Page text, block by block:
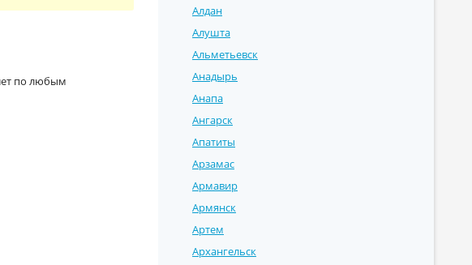
по любым
Алдан
Алушта
Альметьевск
Анадырь
Анапа
Ангарск
Апатиты
Арзамас
Армавир
Армянск
Артем
Архангельск